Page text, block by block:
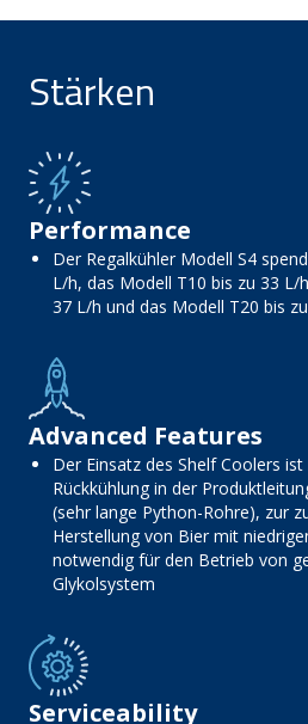
Stärken
Performance
Der Regalkühler Modell S4
L/h, das Modell T10 bis zu 33 L/
37 L/h und das Modell T20 bis
Advanced Features
Der Einsatz des Shelf Coolers
Rückkühlung in der
(sehr lange Python-Rohre), zur
Herstellung von Bier mit
notwendig für den Betrieb von
Glykolsystem
Serviceability